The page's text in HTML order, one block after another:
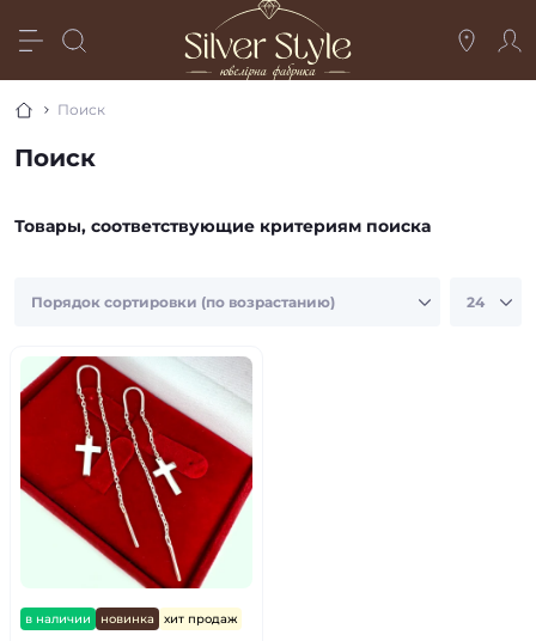
Поиск
Поиск
Товары, соответствующие критериям поиска
в наличии новинка хит продаж